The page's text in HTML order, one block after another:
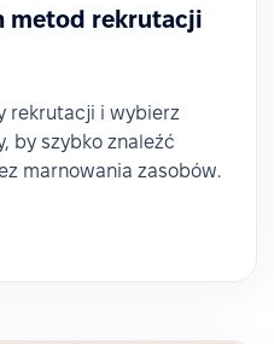
metod rekrutacji
rekrutacji i wybierz
by szybko znaleźć
marnowania zasobów.